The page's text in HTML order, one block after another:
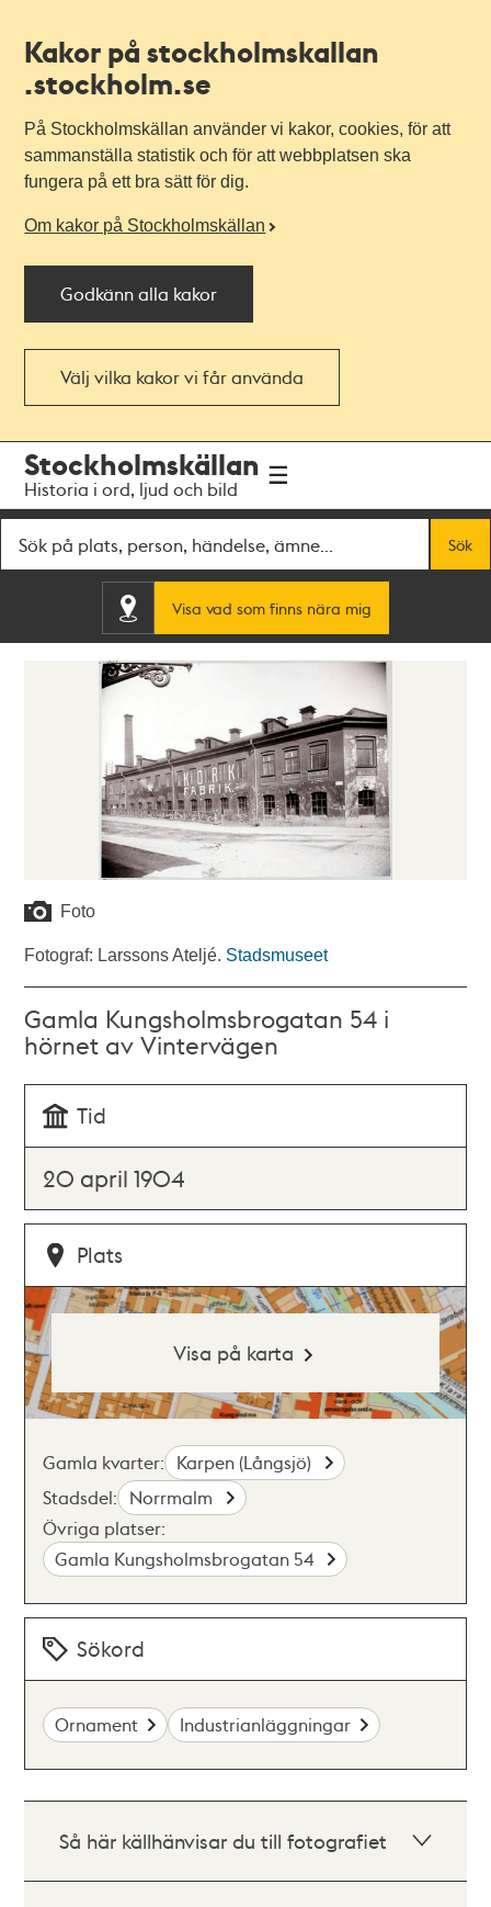
Kakor på stockholmskallan
.stockholm.se
På Stockholmskällan använder vi kakor, cookies, för att
sammanställa statistik och för att webbplatsen ska
fungera på ett bra sätt för dig.
Om kakor på Stockholmskällan
Godkänn alla kakor
Välj vilka kakor vi får använda
navigationen
huvudinnehållet
Stockholmskällan
Historia i ord, ljud och bild
Sök
Visa vad som finns nära mig
Foto
Fotograf: Larssons Ateljé. Stadsmuseet
Gamla Kungsholmsbrogatan 54 i
hörnet av Vintervägen
Tid
20 april 1904
Plats
Visa på karta
Gamla kvarter: Karpen (Långsjö)
Stadsdel: Norrmalm
Övriga platser:
Gamla Kungsholmsbrogatan 54
Sökord
Ornament Industrianläggningar
Så här källhänvisar du till fotografiet